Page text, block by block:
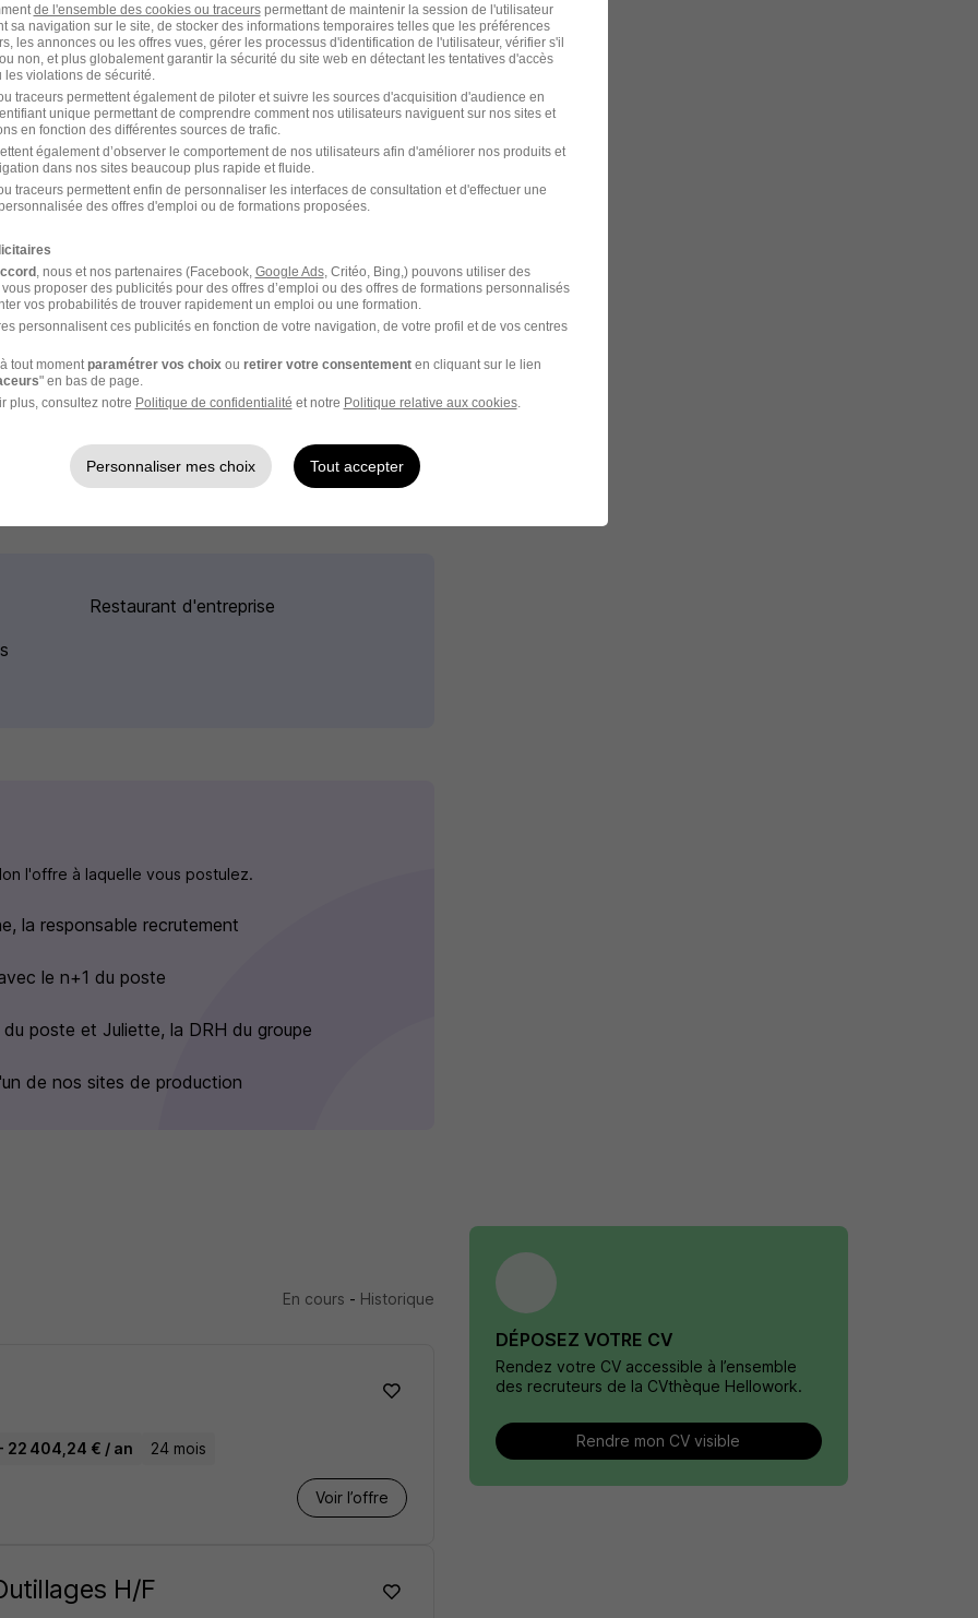
dynamique offrant de nombreuses opportunités
des talents passionnés prêts à innover et à
en adhérant à nos valeurs fondamentales.
Restaurant d'entreprise
l'offre à laquelle vous postulez.
la responsable recrutement
le n+1 du poste
poste et Juliette, la DRH du groupe
de nos sites de production
En cours - Historique
22 404,24 € / an 24 mois
Voir l’offre
H/F
DÉPOSEZ VOTRE CV
Rendez votre CV accessible à l’ensemble
des recruteurs de la CVthèque Hellowork.
Rendre mon CV visible
de l'ensemble des cookies ou traceurspermettant de maintenir la session de l'utilisateur
sa navigation sur le site, de stocker des informations temporaires telles que les préférences
les annonces ou les offres vues, gérer les processus d'identification de l'utilisateur, vérifier s'il
non, et plus globalement garantir la sécurité du site web en détectant les tentatives d'accès
violations de sécurité.
traceurs permettent également de piloter et suivre les sources d'acquisition d'audience en
unique permettant de comprendre comment nos utilisateurs naviguent sur nos sites et
en fonction des différentes sources de trafic.
également d’observer le comportement de nos utilisateurs afin d'améliorer nos produits et
dans nos sites beaucoup plus rapide et fluide.
traceurs permettent enfin de personnaliser les interfaces de consultation et d'effectuer une
des offres d'emploi ou de formations proposées.
, nous et nos partenaires (Facebook, Google Ads, Critéo, Bing,) pouvons utiliser des
proposer des publicités pour des offres d’emploi ou des offres de formations personnalisés
vos probabilités de trouver rapidement un emploi ou une formation.
personnalisent ces publicités en fonction de votre navigation, de votre profil et de vos centres
tout moment paramétrer vos choix ou retirer votre consentementen cliquant sur le lien
" en bas de page.
plus, consultez notre Politique de confidentialité et notre Politique relative aux cookies.
Personnaliser mes choix Tout accepter